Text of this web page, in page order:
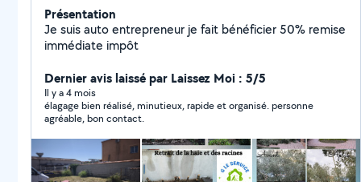
Présentation
Je suis auto entrepreneur je fait bénéficier 50% remise
immédiate impôt
Dernier avis laissé par Laissez Moi : 5/5
Il y a 4 mois
élagage bien réalisé, minutieux, rapide et organisé. personne
agréable, bon contact.